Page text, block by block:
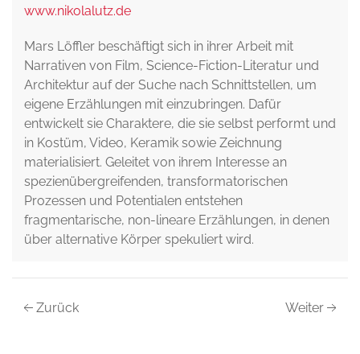
www.nikolalutz.de
Mars Löffler beschäftigt sich in ihrer Arbeit mit
Narrativen von Film, Science-Fiction-Literatur und
Architektur auf der Suche nach Schnittstellen, um
eigene Erzählungen mit einzubringen. Dafür
entwickelt sie Charaktere, die sie selbst performt und
in Kostüm, Video, Keramik sowie Zeichnung
materialisiert. Geleitet von ihrem Interesse an
spezienübergreifenden, transformatorischen
Prozessen und Potentialen entstehen
fragmentarische, non-lineare Erzählungen, in denen
über alternative Körper spekuliert wird.
Zurück Weiter